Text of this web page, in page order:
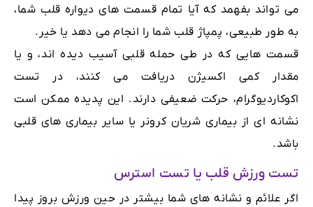
می تواند بفهمد که آیا تمام قسمت های دیواره قلب شما،
به طور طبیعی، پمپاژ قلب شما را انجام می دهد یا خیر.
قسمت هایی که در طی حمله قلبی آسیب دیده اند، و یا
مقدار کمی اکسیژن دریافت می کنند، در تست
اکوکاردیوگرام، حرکت ضعیفی دارند. این پدیده ممکن است
نشانه ای از بیماری شریان کرونر یا سایر بیماری های قلبی
باشد.
تست ورزش قلب یا تست استرس
اگر علائم و نشانه های شما بیشتر در حین ورزش بروز پیدا